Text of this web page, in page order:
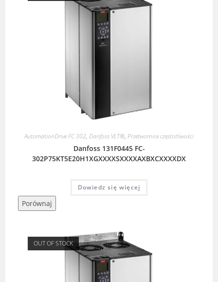
AutomationDrive FC 302, Danfoss VLT®, Przetwornice częstotliwości
Danfoss 131F0445 FC-
302P75KT5E20H1XGXXXXSXXXXAXBXCXXXXDX
Dowiedz się więcej
Porównaj
OUT OF STOCK